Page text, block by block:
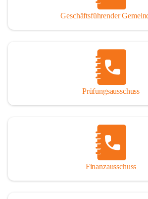
Geschäftsführender
Prüfungsausschuss
Finanzausschuss